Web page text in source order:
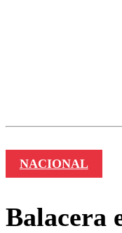
NACIONAL
Balacera